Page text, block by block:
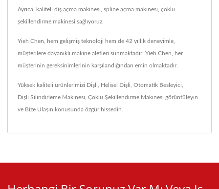
Ayrıca, kaliteli diş açma makinesi, spline açma makinesi, çoklu
şekillendirme makinesi sağlıyoruz.
Yieh Chen, hem gelişmiş teknoloji hem de 42 yıllık deneyimle,
müşterilere dayanıklı makine aletleri sunmaktadır. Yieh Chen, her
müşterinin gereksinimlerinin karşılandığından emin olmaktadır.
Yüksek kaliteli ürünlerimizi Dişli Helisel Dişli Otomatik Besleyici
Dişli Silindirleme Makinesi Çoklu Şekillendirme Makinesi görüntüleyin
ve Bize Ulaşın konusunda özgür hissedin.